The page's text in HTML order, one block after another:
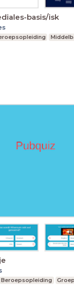
basis/isk
Beroepsopleiding